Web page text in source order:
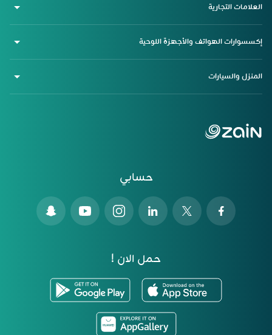
حسابي
حمل الان !
العلامات التجارية
إكسسوارات الهواتف والأجهزة اللوحية
المنزل والسيارات